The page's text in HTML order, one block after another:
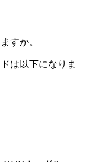
すか。
は以下になりま